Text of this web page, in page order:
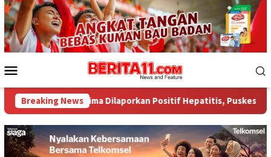
Loncat
ke
konten
Mobile
Breaking News
Dilaporkan Positif Hepatitis, Puskesmas Rekomendasikan